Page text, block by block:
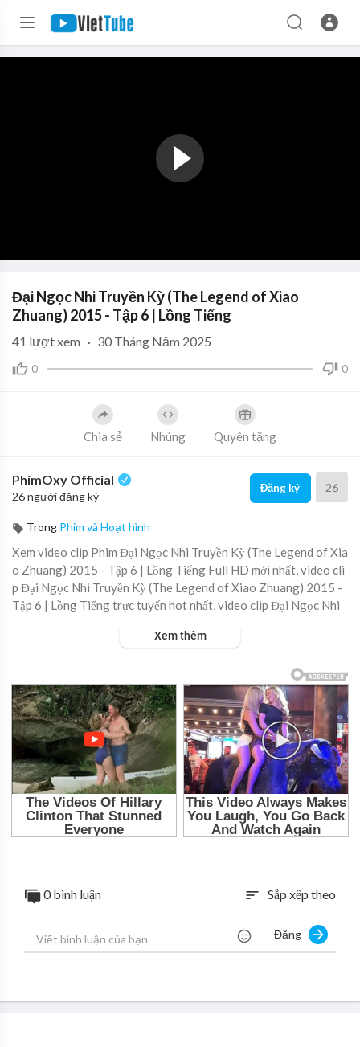
Đại Ngọc Nhi Truyền Kỳ (The Legend of Xiao
Zhuang) 2015 - Tập 6 | Lồng Tiếng
0 0
41 lượt xem · 30 Tháng Năm 2025
Chia sẻ Nhúng Quyên tặng
PhimOxy Official
26 người đăng ký
Đăng ký 26
Trong Phim và Hoạt hình
Xem video clip Phim Đại Ngọc Nhi Truyền Kỳ (The Legend of Xia
o Zhuang) 2015 - Tập 6 | Lồng Tiếng Full HD mới nhất, video cli
p Đại Ngọc Nhi Truyền Kỳ (The Legend of Xiao Zhuang) 2015 -
Tập 6 | Lồng Tiếng trực tuyến hot nhất, video clip Đại Ngọc Nhi
https://viet.tube/watch/
dai-ng....oc-nhi-truyen-ky-the
Xem thêm
0 bình luận sort Sắp xếp theo
Đăng